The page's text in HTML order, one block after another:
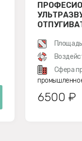
Сфера
6500 ₽